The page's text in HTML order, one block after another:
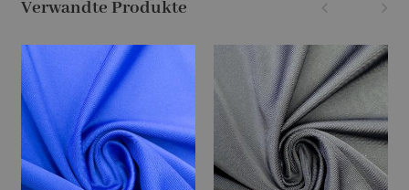
Verwandte Produkte